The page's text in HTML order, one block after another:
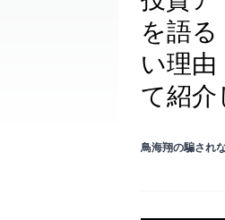
を語
い理由
て紹介
鳥海翔の騙され